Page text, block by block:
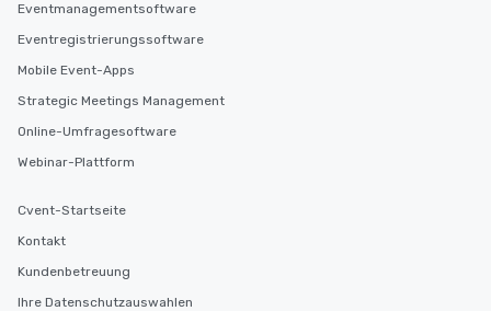
Eventmanagementsoftware
Eventregistrierungssoftware
Mobile Event-Apps
Strategic Meetings Management
Online-Umfragesoftware
Webinar-Plattform
Cvent-Startseite
Kontakt
Kundenbetreuung
Ihre Datenschutzauswahlen